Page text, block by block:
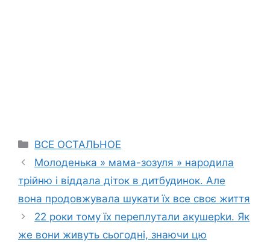
Categories
ВСЕ ОСТАЛЬНОЕ
Молоденька » мама-зозуля » народила
трійню і віддала діток в дитбудинок. Але
вона продовжувала шукати їх все своє життя
22 роки тому їх переплутали акушерkи. Як
же вони живуть сьогодні, знаючи цю